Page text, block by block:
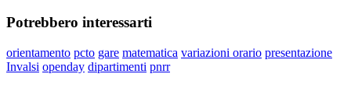
Potrebbero interessarti
orientamento pcto gare matematica variazioni orario presentazione
Invalsi openday dipartimenti pnrr